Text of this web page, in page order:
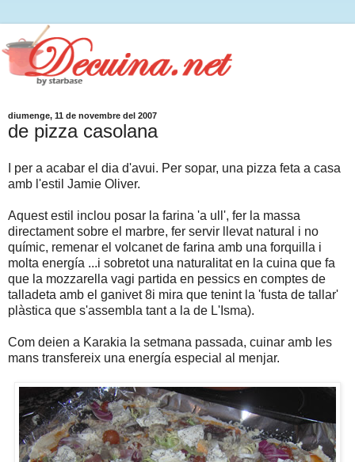
diumenge, 11 de novembre del 2007
de pizza casolana
I per a acabar el dia d'avui. Per sopar, una pizza feta a casa
amb l'estil Jamie Oliver.
Aquest estil inclou posar la farina 'a ull', fer la massa
directament sobre el marbre, fer servir llevat natural i no
químic, remenar el volcanet de farina amb una forquilla i
molta energía ...i sobretot una naturalitat en la cuina que fa
que la mozzarella vagi partida en pessics en comptes de
talladeta amb el ganivet 8i mira que tenint la 'fusta de tallar'
plàstica que s'assembla tant a la de L'Isma).
Com deien a Karakia la setmana passada, cuinar amb les
mans transfereix una energía especial al menjar.